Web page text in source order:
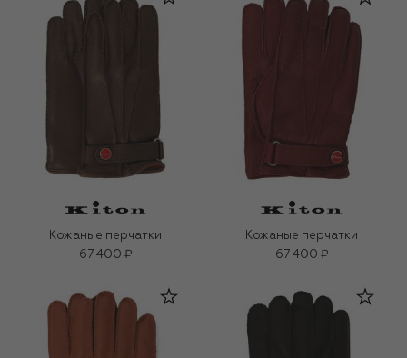
Кожаные перчатки
67 400 ₽
Кожаные перчатки
67 400 ₽